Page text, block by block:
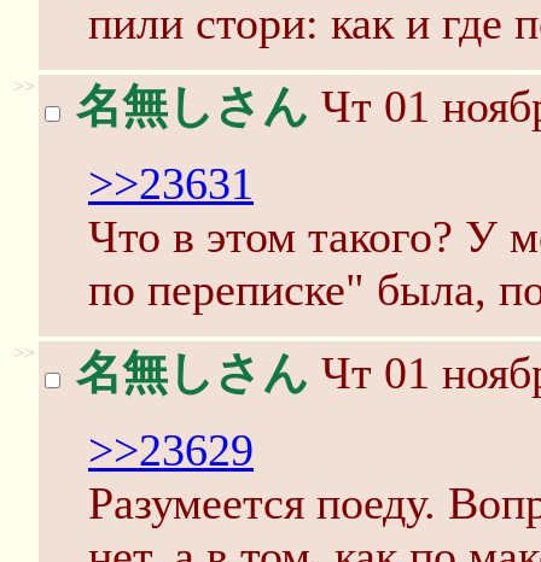
пили стори: как и где
>> 名無しさん Чт 01
>>23631
Что в этом такого? У
по переписке" была,
>> 名無しさん Чт 01
>>23629
Разумеется поеду.